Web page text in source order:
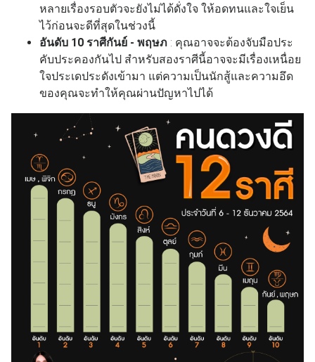
หลายเรื่องรอบตัวจะยังไม่ได้ดั่งใจ ให้อดทนและใจเย็น
ไว้ก่อนจะดีที่สุดในช่วงนี้
อันดับ 10 ราศีกันย์ - พฤษภ : คุณอาจจะต้องจับมือประ
คับประคองกันไป สำหรับสองราศีนี้อาจจะมีเรื่องเหนื่อย
ใจประเดประดังเข้ามา แต่ความเป็นนักสู้และความอึด
ของคุณจะทำให้คุณผ่านปัญหาไปได้